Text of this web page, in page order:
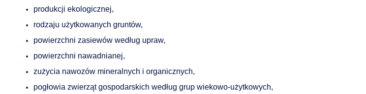
produkcji ekologicznej,
rodzaju użytkowanych gruntów,
powierzchni zasiewów według upraw,
powierzchni nawadnianej,
zużycia nawozów mineralnych i organicznych,
pogłowia zwierząt gospodarskich według grup wiekowo-użytkowych,